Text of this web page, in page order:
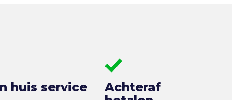
huis service
Achteraf